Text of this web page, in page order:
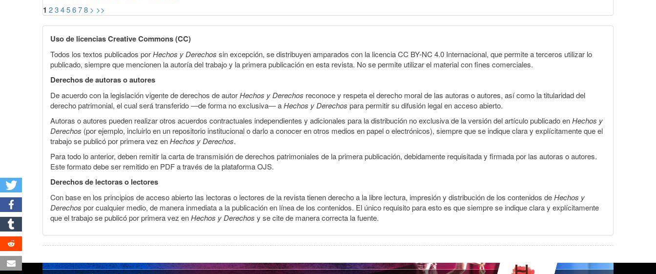
1 2345678 > >>
Uso de licencias Creative Commons (CC)
Todos los textos publicados porHechos y Derechos sin excepción, se distribuyen amparados con la licencia CC BY-NC 4.0 Internacional, que permite a terceros utilizar lo
publicado, siempre que mencionen la autoría del trabajo y la primera publicación en esta revista. No se permite utilizar el material con fines comerciales.
Derechos de autoras o autores
De acuerdo con la legislación vigente de derechos de autorHechos y Derechos reconoce y respeta el derecho moral de las autoras o autores, así como la titularidad del
derecho patrimonial, el cual será transferido —de forma no exclusiva— aHechos y Derechos para permitir su difusión legal en acceso abierto.
Autoras o autores pueden realizar otros acuerdos contractuales independientes y adicionales para la distribución no exclusiva de la versión del artículo publicado enHechos y
Derechos (por ejemplo, incluirlo en un repositorio institucional o darlo a conocer en otros medios en papel o electrónicos), siempre que se indique clara y explícitamente que el
trabajo se publicó por primera vez enHechos y Derechos.
Para todo lo anterior, deben remitir la carta de transmisión de derechos patrimoniales de la primera publicación, debidamente requisitada y firmada por las autoras o autores.
Este formato debe ser remitido en PDF a través de la plataforma OJS.
Derechos de lectoras o lectores
Con base en los principios de acceso abierto las lectoras o lectores de la revista tienen derecho a la libre lectura, impresión y distribución de los contenidos deHechos y
Derechos por cualquier medio, de manera inmediata a la publicación en línea de los contenidos. El único requisito para esto es que siempre se indique clara y explícitamente
que el trabajo se publicó por primera vez enHechos y Derechos y se cite de manera correcta la fuente.